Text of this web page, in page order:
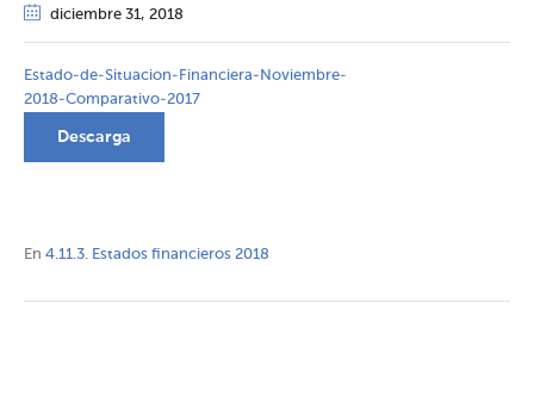
diciembre 31, 2018
Estado-de-Situacion-Financiera-Noviembre-
2018-Comparativo-2017
Descarga
En 4.11.3. Estados financieros 2018